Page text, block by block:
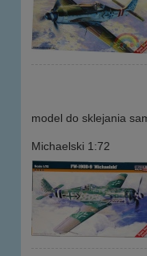
model do sklejania
Michaelski 1:72